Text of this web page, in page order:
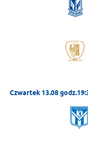
Czwartek 13.08